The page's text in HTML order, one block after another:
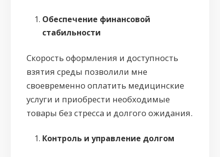
Обеспечение финансовой
стабильности
Скорость оформления и доступность
взятия среды позволили мне
своевременно оплатить медицинские
услуги и приобрести необходимые
товары без стресса и долгого ожидания.
Контроль и управление долгом